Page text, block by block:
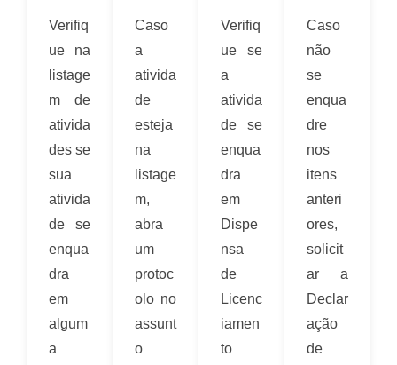
Verifiq
ue na
listage
m de
ativida
des se
sua
ativida
de se
enqua
dra
em
algum
a
Caso
a
ativida
de
esteja
na
listage
m,
abra
um
protoc
olo no
assunt
o
Verifiq
ue se
a
ativida
de se
enqua
dra
em
Dispe
nsa
de
Licenc
iamen
to
Caso
não
se
enqua
dre
nos
itens
anteri
ores,
solicit
ar a
Declar
ação
de